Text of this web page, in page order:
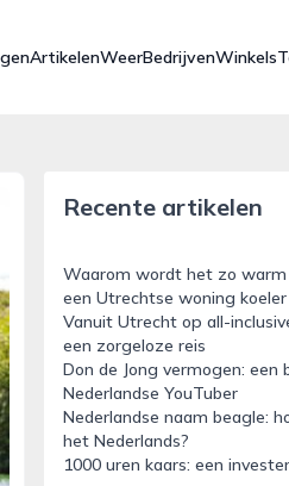
ArtikelenWeerBedrijvenWinkels
Recente artikelen
Waarom wordt het zo warm
een Utrechtse woning koeler
Vanuit Utrecht op all-
een zorgeloze reis
Don de Jong vermogen: een
Nederlandse YouTuber
Nederlandse naam beagle:
het Nederlands?
1000 uren kaars: een